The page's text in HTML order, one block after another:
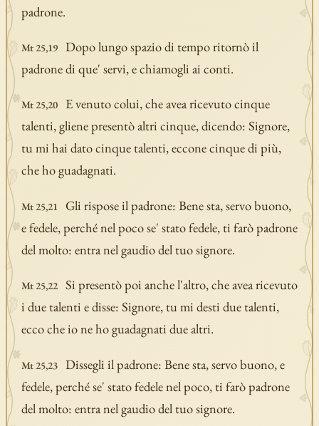
padrone.
Mt 25,19
Dopo lungo spazio di tempo ritornò il
padrone di que' servi, e chiamogli ai conti.
Mt 25,20
E venuto colui, che avea ricevuto cinque
talenti, gliene presentò altri cinque, dicendo: Signore,
tu mi hai dato cinque talenti, eccone cinque di più,
che ho guadagnati.
Mt 25,21
Gli rispose il padrone: Bene sta, servo buono,
e fedele, perché nel poco se' stato fedele, ti farò padrone
del molto: entra nel gaudio del tuo signore.
Mt 25,22
Si presentò poi anche l'altro, che avea ricevuto
i due talenti e disse: Signore, tu mi desti due talenti,
ecco che io ne ho guadagnati due altri.
Mt 25,23
Dissegli il padrone: Bene sta, servo buono, e
fedele, perché se' stato fedele nel poco, ti farò padrone
del molto: entra nel gaudio del tuo signore.